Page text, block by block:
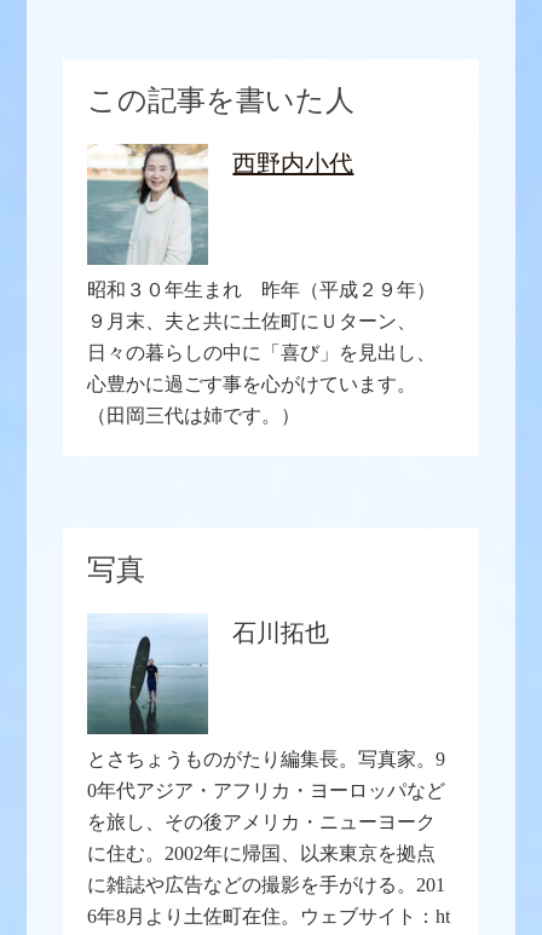
この記事を書いた人
西野内小代
昭和３０年生まれ 昨年（平成２９年）
９月末、夫と共に土佐町にＵターン、
日々の暮らしの中に「喜び」を見出し、
心豊かに過ごす事を心がけています。
（田岡三代は姉です。）
写真
石川拓也
とさちょうものがたり編集長。写真家。9
0年代アジア・アフリカ・ヨーロッパなど
を旅し、その後アメリカ・ニューヨーク
に住む。2002年に帰国、以来東京を拠点
に雑誌や広告などの撮影を手がける。201
6年8月より土佐町在住。ウェブサイト：ht